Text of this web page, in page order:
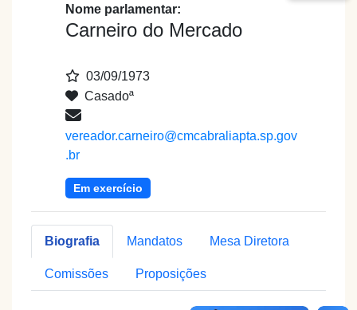
Nome parlamentar:
Carneiro do Mercado
03/09/1973
Casadoª
vereador.carneiro@cmcabraliapta.sp.gov
.br
Em exercício
Biografia Mandatos Mesa Diretora
Comissões Proposições